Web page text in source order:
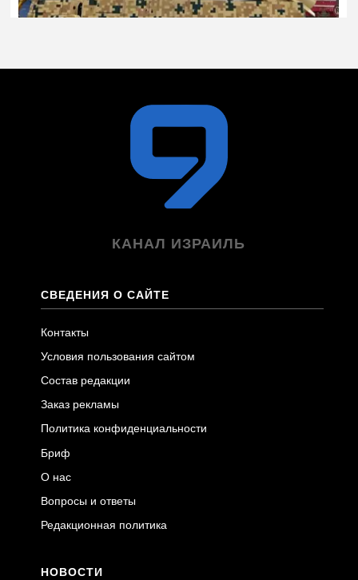
КАНАЛ ИЗРАИЛЬ
СВЕДЕНИЯ О САЙТЕ
Контакты
Условия пользования сайтом
Состав редакции
Заказ рекламы
Политика конфиденциальности
Бриф
О нас
Вопросы и ответы
Редакционная политика
НОВОСТИ